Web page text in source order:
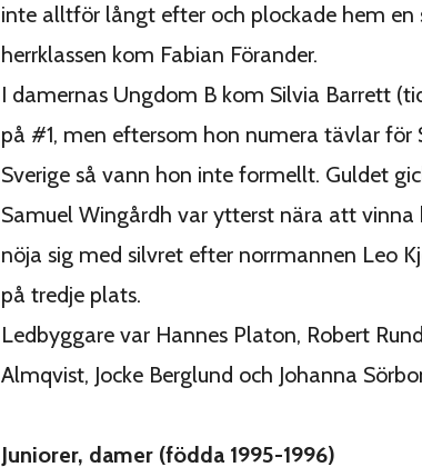
inte alltför långt efter och plockade hem en
herrklassen kom Fabian Förander.
I damernas Ungdom B kom Silvia Barrett
på #1, men eftersom hon numera tävlar
Sverige så vann hon inte formellt. Guldet
Samuel Wingårdh var ytterst nära att
nöja sig med silvret efter norrmannen Leo
på tredje plats.
Ledbyggare var Hannes Platon, Robert
Almqvist, Jocke Berglund och Johanna
Juniorer, damer (födda 1995-1996)